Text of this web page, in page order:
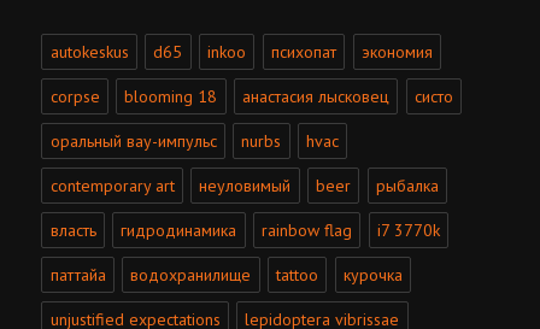
autokeskus d65 inkoo психопат экономия
corpse blooming 18 анастасия лысковец систо
оральный вау-импульс nurbs hvac
contemporary art неуловимый beer рыбалка
власть гидродинамика rainbow flag i7 3770k
паттайа водохранилище tattoo курочка
unjustified expectations lepidoptera vibrissae